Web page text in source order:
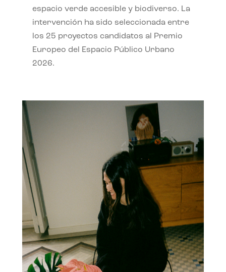
espacio verde accesible y biodiverso. La
intervención ha sido seleccionada entre
los 25 proyectos candidatos al Premio
Europeo del Espacio Público Urbano
2026.